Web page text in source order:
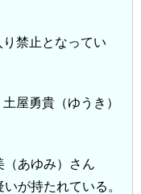
禁止となってい
屋勇貴（ゆうき）
（あゆみ）さん
が持たれている。